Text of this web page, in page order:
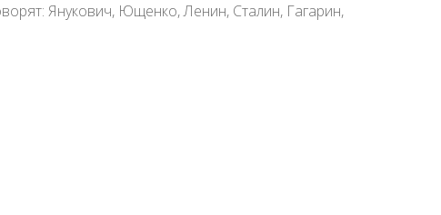
Янукович, Ющенко, Ленин, Сталин, Гагарин,